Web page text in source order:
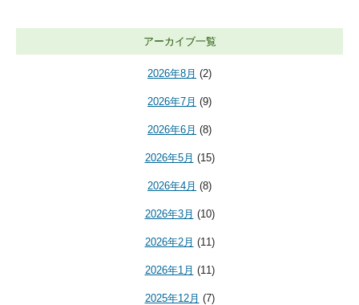
アーカイブ一覧
2026年8月 (2)
2026年7月 (9)
2026年6月 (8)
2026年5月 (15)
2026年4月 (8)
2026年3月 (10)
2026年2月 (11)
2026年1月 (11)
2025年12月 (7)